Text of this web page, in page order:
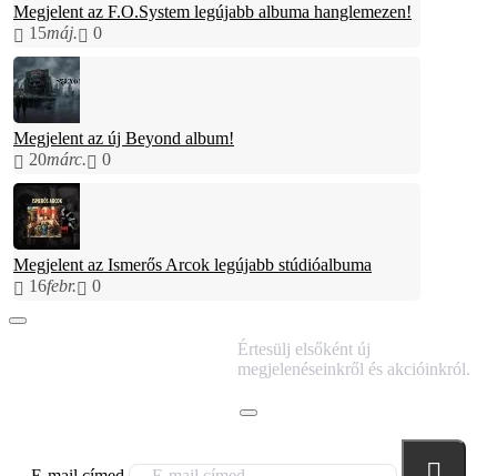
Megjelent az F.O.System legújabb albuma hanglemezen!
15máj. 0
Megjelent az új Beyond album!
20márc. 0
Megjelent az Ismerős Arcok legújabb stúdióalbuma
16febr. 0
Értesülj elsőként új
megjelenéseinkről és akcióinkról.